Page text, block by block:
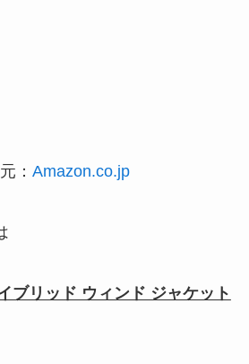
： Amazon.co.jp
ブリッド ウィンド ジャケット